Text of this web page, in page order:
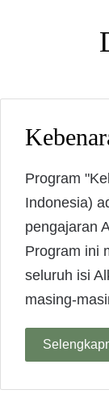
Program
Indonesia)
pengajaran
Program ini
seluruh isi
masing-